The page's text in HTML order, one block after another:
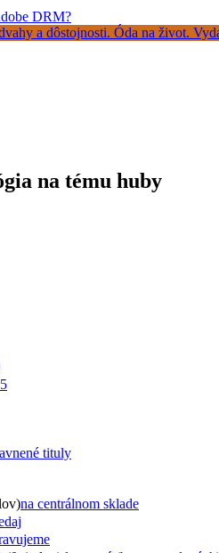
DRM?
na tému huby
tituly
na centrálnom sklade